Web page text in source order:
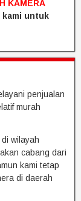
KAMERA
kami untuk
penjualan
murah
wilayah
cabang dari
kami tetap
di daerah